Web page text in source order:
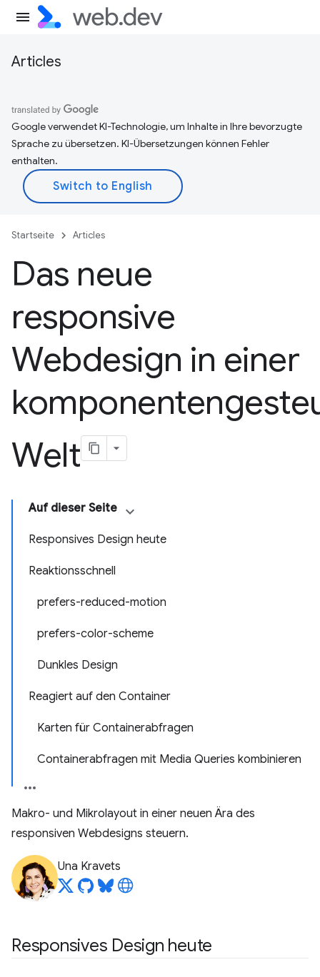
Articles
Google verwendet KI-Technologie, um Inhalte in Ihre bevorzugte
Sprache zu übersetzen. KI-Übersetzungen können Fehler
enthalten.
Startseite Articles
Das neue
responsive
Webdesign in einer
Welt
Auf dieser Seite
Responsives Design heute
Reaktionsschnell
prefers-reduced-motion
prefers-color-scheme
Dunkles Design
Reagiert auf den Container
Karten für Containerabfragen
Containerabfragen mit Media Queries kombinieren
Makro- und Mikrolayout in einer neuen Ära des
responsiven Webdesigns steuern.
Una Kravets
Responsives Design heute